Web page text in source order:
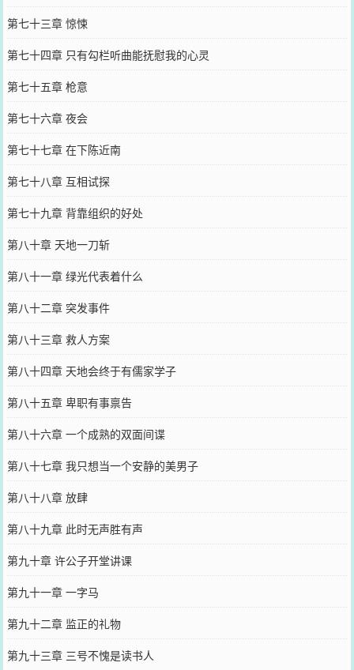
第七十三章 惊悚
第七十四章 只有勾栏听曲能抚慰我的心灵
第七十五章 枪意
第七十六章 夜会
第七十七章 在下陈近南
第七十八章 互相试探
第七十九章 背靠组织的好处
第八十章 天地一刀斩
第八十一章 绿光代表着什么
第八十二章 突发事件
第八十三章 救人方案
第八十四章 天地会终于有儒家学子
第八十五章 卑职有事禀告
第八十六章 一个成熟的双面间谍
第八十七章 我只想当一个安静的美男子
第八十八章 放肆
第八十九章 此时无声胜有声
第九十章 许公子开堂讲课
第九十一章 一字马
第九十二章 监正的礼物
第九十三章 三号不愧是读书人